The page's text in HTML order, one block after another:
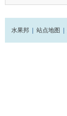
水果邦 站点地图